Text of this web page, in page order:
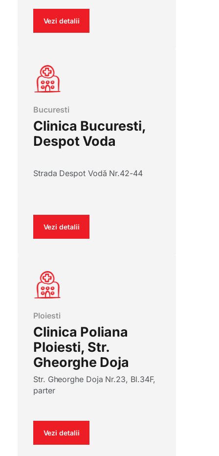
Vezi detalii
Bucuresti
Clinica Bucuresti,
Despot Voda
Strada Despot Vodă Nr.42-44
Vezi detalii
Ploiesti
Clinica Poliana
Ploiesti, Str.
Gheorghe Doja
Str. Gheorghe Doja Nr.23, Bl.34F,
parter
Vezi detalii